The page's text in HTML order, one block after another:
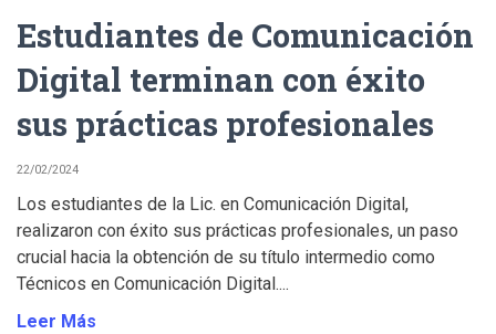
Estudiantes de Comunicación
Digital terminan con éxito
sus prácticas profesionales
22/02/2024
Los estudiantes de la Lic. en Comunicación Digital,
realizaron con éxito sus prácticas profesionales, un paso
crucial hacia la obtención de su título intermedio como
Técnicos en Comunicación Digital....
Leer Más